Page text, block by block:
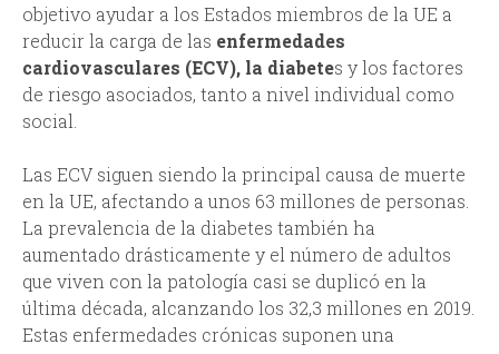
objetivo ayudar a los Estados miembros de la UE a
reducir la carga de las enfermedades
cardiovasculares (ECV), la diabetes y los factores
de riesgo asociados, tanto a nivel individual como
social.
Las ECV siguen siendo la principal causa de muerte
en la UE, afectando a unos 63 millones de personas.
La prevalencia de la diabetes también ha
aumentado drásticamente y el número de adultos
que viven con la patología casi se duplicó en la
última década, alcanzando los 32,3 millones en 2019.
Estas enfermedades crónicas suponen una